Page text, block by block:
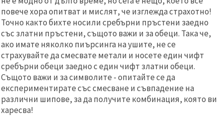
повече хора опитват и мислят, че изглежда страхотно!
Точно както бихте носили сребърни пръстени заедно
със златни пръстени, същото важи и за обеци. Така че,
ако имате няколко пиърсинга на ушите, не се
страхувайте да смесвате метали и носете един чифт
сребърни обеци заедно с един чифт златни обеци.
Същото важи и за символите - опитайте се да
експериментирате със смесване и съвпадение на
различни шипове, за да получите комбинация, която ви
харесва!